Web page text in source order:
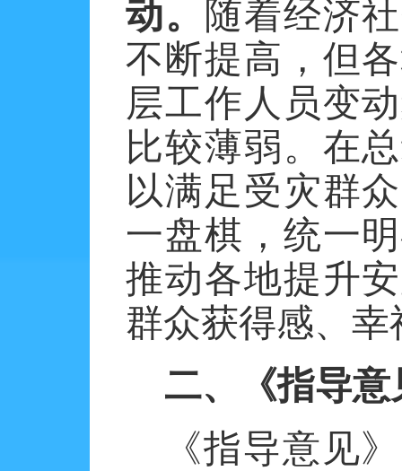
动。
随着经济
不断提高，但
层工作人员变
比较薄弱。在
以满足受灾群
一盘棋，统一
推动各地提升
群众获得感、
二、《指导
《指导意见